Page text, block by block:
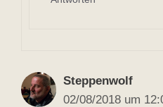
Steppenwolf
02/08/2018 um